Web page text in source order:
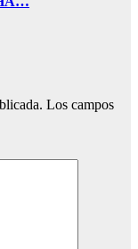
Los campos